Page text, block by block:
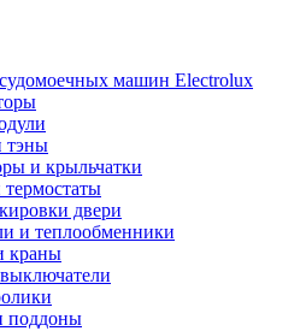
машин Electrolux
тэны
и крыльчатки
двери
и теплообменники
краны
поддоны